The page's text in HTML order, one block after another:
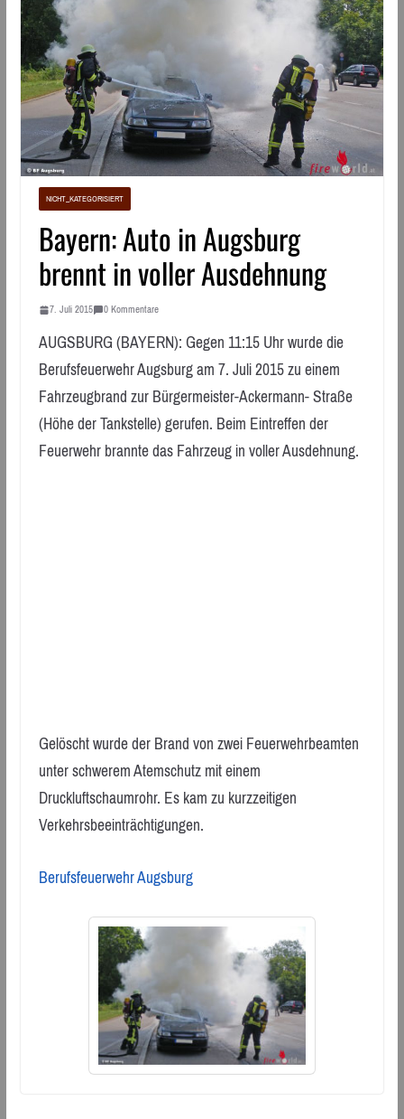
NICHT_KATEGORISIERT
Bayern: Auto in Augsburg
brennt in voller Ausdehnung
7. Juli 2015 0 Kommentare
AUGSBURG (BAYERN): Gegen 11:15 Uhr wurde die
Berufsfeuerwehr Augsburg am 7. Juli 2015 zu einem
Fahrzeugbrand zur Bürgermeister-Ackermann- Straße
(Höhe der Tankstelle) gerufen. Beim Eintreffen der
Feuerwehr brannte das Fahrzeug in voller Ausdehnung.
Gelöscht wurde der Brand von zwei Feuerwehrbeamten
unter schwerem Atemschutz mit einem
Druckluftschaumrohr. Es kam zu kurzzeitigen
Verkehrsbeeinträchtigungen.
Berufsfeuerwehr Augsburg